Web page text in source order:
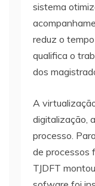
sistema
reduz o
qualifica o
dos
A
digitalização,
processo.
de processos
TJDFT